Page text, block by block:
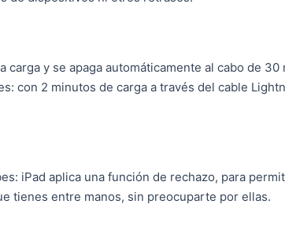
y se apaga automáticamente al cabo de 30
con 2 minutos de carga a través del cable
iPad aplica una función de rechazo, para
tienes entre manos, sin preocuparte por ellas.